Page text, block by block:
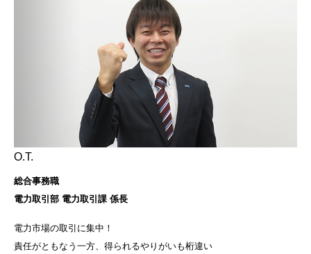
O.T.
総合事務職
電力取引部 電力取引課 係長
電力市場の取引に集中！
責任がともなう一方、得られるやりがいも桁違い